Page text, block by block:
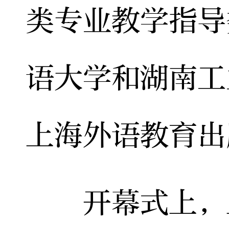
类专业教学指
语大学和湖南
上海外语教育
开幕式上，